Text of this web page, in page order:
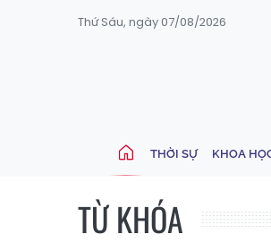
Thứ Sáu, ngày 07/08/2026
THỜI SỰ KHOA
TỪ KHÓA